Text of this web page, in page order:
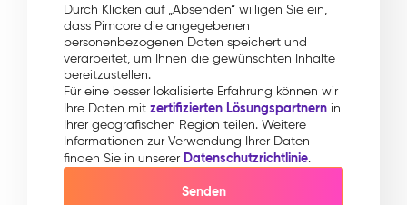
Durch Klicken auf „Absenden“ willigen Sie ein,
dass Pimcore die angegebenen
personenbezogenen Daten speichert und
verarbeitet, um Ihnen die gewünschten Inhalte
bereitzustellen.
Für eine besser lokalisierte Erfahrung können wir
Ihre Daten mit zertifizierten Lösungspartnern in
Ihrer geografischen Region teilen. Weitere
Informationen zur Verwendung Ihrer Daten
finden Sie in unserer Datenschutzrichtlinie.